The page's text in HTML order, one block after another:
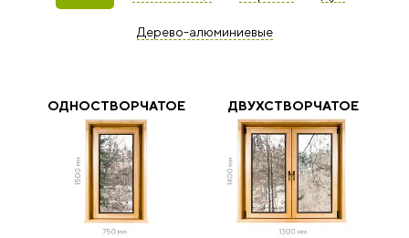
Дерево-алюминиевые
ОДНОСТВОРЧАТОЕ ДВУХСТВОРЧАТОЕ